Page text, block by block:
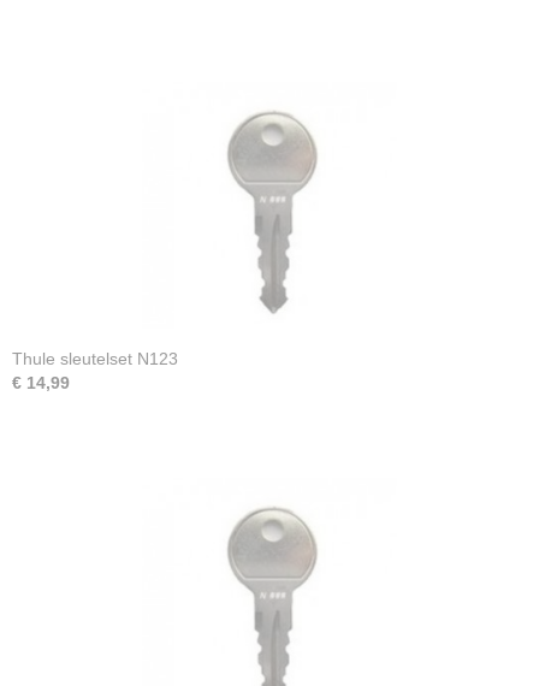
Thule sleutelset N123
€ 14,99